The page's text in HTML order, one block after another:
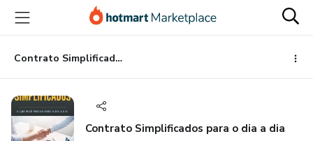
para
conteúdo
principal
para
pagamento
para
rodapé
Contrato Simplificados para o dia a dia
Contrato Simplificados para o dia a dia